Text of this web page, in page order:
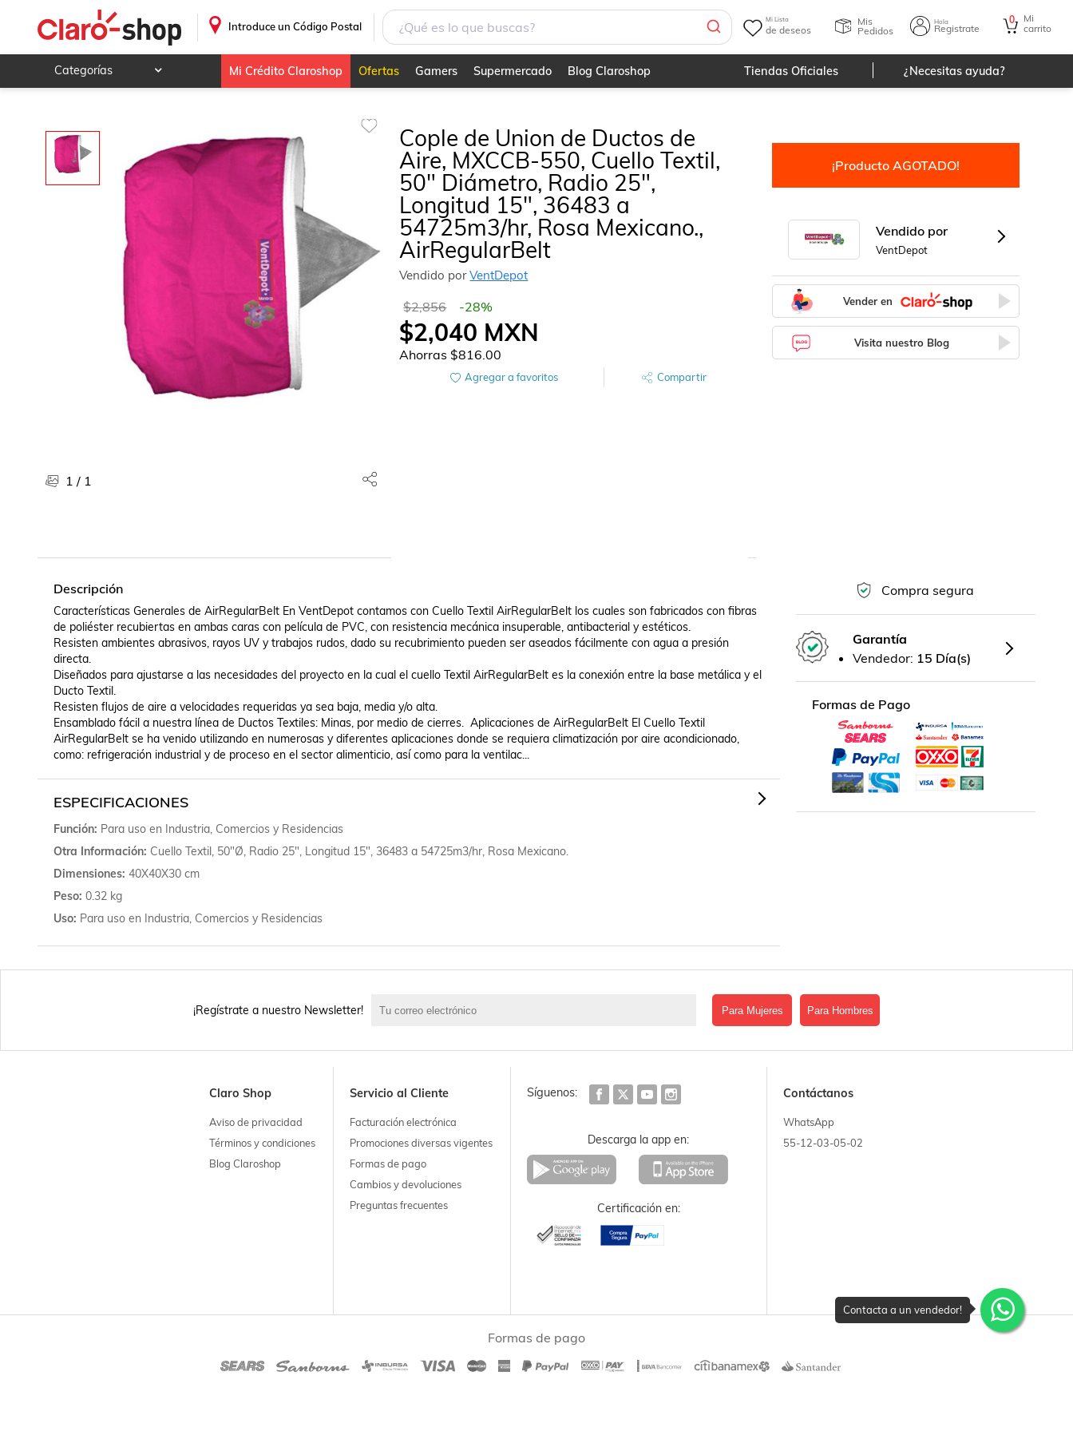
Introduce un Código Postal
Mi Lista
de deseos
Mis
Pedidos
Hola
Registrate
0
Mi
carrito
Categorías
Videojuegos
Hogar y jardín
Deportes y ocio
Ferretería y autos
Ropa, calzado y accesorios
Salud, belleza y cuidado personal
Libros, revistas y comics
Películas, series de tv y música
Farmacia
Mi Crédito Claroshop Ofertas Gamers Supermercado Blog Claroshop Tiendas Oficiales ¿Necesitas ayuda?
1 / 1
Cople de Union de Ductos de
Aire, MXCCB-550, Cuello Textil,
50" Diámetro, Radio 25",
Longitud 15", 36483 a
54725m3/hr, Rosa Mexicano.,
AirRegularBelt
Vendido porVentDepot
$2,856 -28%
$2,040 MXN
Ahorras$816.00
Agregar a favoritos Compartir
¡Producto AGOTADO!
Vendido por
VentDepot
Vender en
Visita nuestro Blog
Descripción
Características Generales de AirRegularBelt En VentDepot contamos con Cuello Textil AirRegularBelt los cuales son fabricados con fibras
de poliéster recubiertas en ambas caras con película de PVC, con resistencia mecánica insuperable, antibacterial y estéticos.
Resisten ambientes abrasivos, rayos UV y trabajos rudos, dado su recubrimiento pueden ser aseados fácilmente con agua a presión
directa.
Diseñados para ajustarse a las necesidades del proyecto en la cual el cuello Textil AirRegularBelt es la conexión entre la base metálica y el
Ducto Textil.
Resisten flujos de aire a velocidades requeridas ya sea baja, media y/o alta.
Ensamblado fácil a nuestra línea de Ductos Textiles: Minas, por medio de cierres.  Aplicaciones de AirRegularBelt El Cuello Textil
AirRegularBelt se ha venido utilizando en numerosas y diferentes aplicaciones donde se requiera climatización por aire acondicionado,
como: refrigeración industrial y de proceso en el sector alimenticio, así como para la ventilac...
ESPECIFICACIONES
Función Para uso en Industria, Comercios y Residencias
Otra Información Cuello Textil, 50"Ø, Radio 25", Longitud 15", 36483 a 54725m3/hr, Rosa Mexicano.
Dimensiones 40X40X30 cm
Peso 0.32 kg
Uso Para uso en Industria, Comercios y Residencias
Compra segura
Garantía
Vendedor: 15 Día(s)
Formas de Pago
Contacta a un vendedor!
¡Regístrate a nuestro Newsletter! Para Mujeres Para Hombres
Claro Shop
Aviso de privacidad
Términos y condiciones
Blog Claroshop
Servicio al Cliente
Facturación electrónica
Promociones diversas vigentes
Formas de pago
Cambios y devoluciones
Preguntas frecuentes
Síguenos:
Descarga la app en:
Certificación en:
Contáctanos
WhatsApp
55-12-03-05-02
Formas de pago